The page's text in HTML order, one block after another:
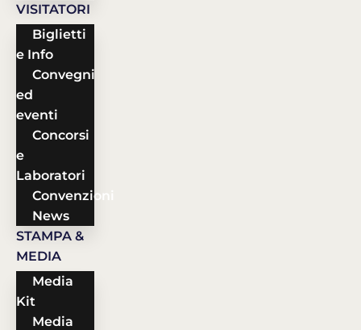
VISITATORI
Biglietti
e Info
Convegni
ed
eventi
Concorsi
e
Laboratori
Convenzioni
News
STAMPA &
MEDIA
Media
Kit
Media